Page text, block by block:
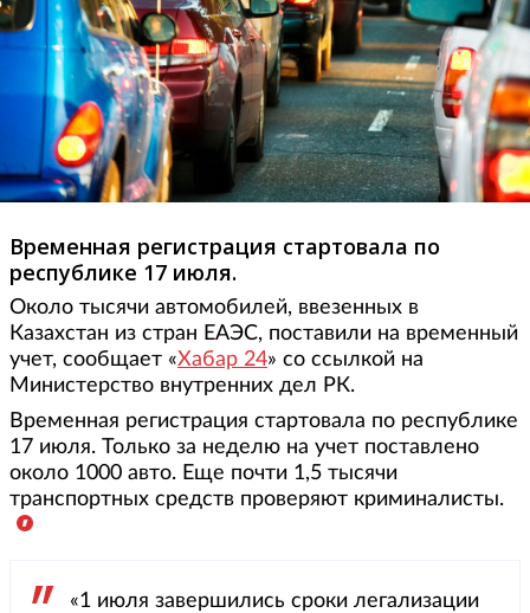
Временная регистрация стартовала по
республике 17 июля.
Около тысячи автомобилей, ввезенных в
Казахстан из стран ЕАЭС, поставили на временный
учет, сообщает «Хабар 24» со ссылкой на
Министерство внутренних дел РК.
Временная регистрация стартовала по республике
17 июля. Только за неделю на учет поставлено
около 1000 авто. Еще почти 1,5 тысячи
транспортных средств проверяют криминалисты.
«1 июля завершились сроки легализации